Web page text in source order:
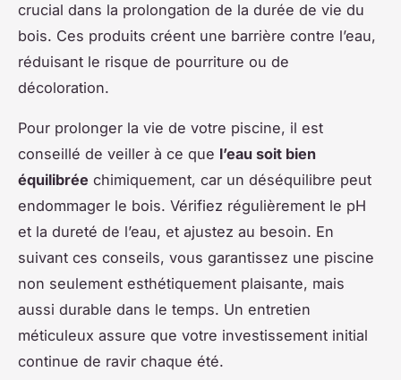
crucial dans la prolongation de la durée de vie du
bois. Ces produits créent une barrière contre l’eau,
réduisant le risque de pourriture ou de
décoloration.
Pour prolonger la vie de votre piscine, il est
conseillé de veiller à ce que l’eau soit bien
équilibrée chimiquement, car un déséquilibre peut
endommager le bois. Vérifiez régulièrement le pH
et la dureté de l’eau, et ajustez au besoin. En
suivant ces conseils, vous garantissez une piscine
non seulement esthétiquement plaisante, mais
aussi durable dans le temps. Un entretien
méticuleux assure que votre investissement initial
continue de ravir chaque été.